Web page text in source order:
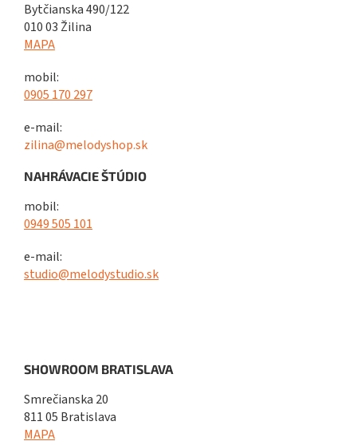
Bytčianska 490/122
010 03 Žilina
MAPA
mobil:
0905 170 297
e-mail:
zilina@melodyshop.sk
NAHRÁVACIE ŠTÚDIO
mobil:
0949 505 101
e-mail:
studio@melodystudio.sk
SHOWROOM BRATISLAVA
Smrečianska 20
811 05 Bratislava
MAPA